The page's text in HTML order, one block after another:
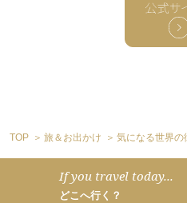
TOP 旅＆お出かけ 気になる世界の
If you travel today...
どこへ行く？